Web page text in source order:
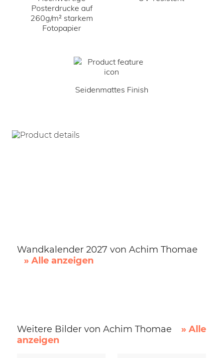
Posterdrucke auf
260g/m² starkem
Fotopapier
Seidenmattes Finish
Wandkalender 2027 von Achim Thomae
» Alle anzeigen
Weitere Bilder von Achim Thomae
» Alle
anzeigen